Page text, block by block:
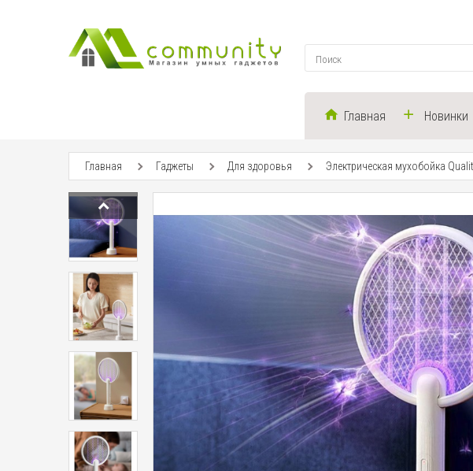
Главная Новинки
Главная Гаджеты Для здоровья Электрическая мухобойка